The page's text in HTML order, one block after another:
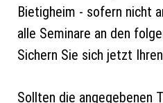
Bietigheim - sofern nicht
alle Seminare an den
Sichern Sie sich jetzt
Sollten die angegebenen